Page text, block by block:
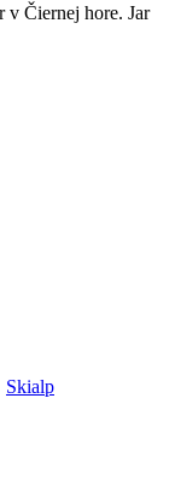
v Čiernej hore. Jar
Skialp